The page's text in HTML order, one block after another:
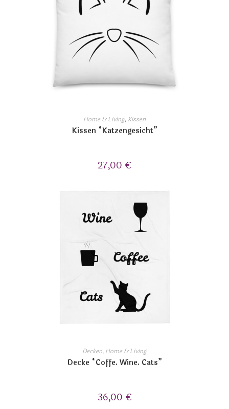
Home & Living, Kissen
Kissen “Katzengesicht”
27,00 €
Decken, Home & Living
Decke “Coffe. Wine. Cats”
36,00 €